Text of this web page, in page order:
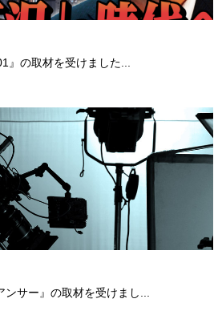
』の取材を受けました...
サー』の取材を受けまし...